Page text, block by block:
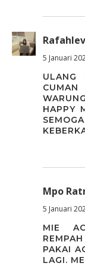
5 Januari
ULANG
HAPPY
Mpo
5 Januari
MIE
PAKAI
LAGI.